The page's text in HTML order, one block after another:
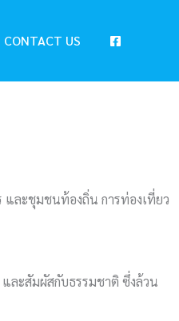
CONTACT US
และชุมชนท้องถิ่น การท่องเที่ยว
ละสัมผัสกับธรรมชาติ ซึ่งล้วน